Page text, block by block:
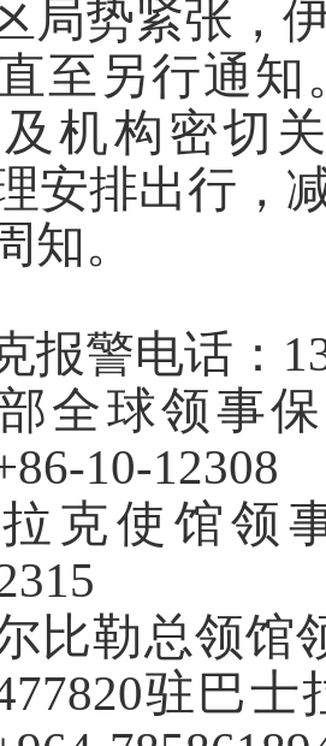
局势紧张，
至另行通
机构密切
安排出行，
知。
报警电话：
全球领事
10-12308
克使馆领
比勒总领馆
驻巴